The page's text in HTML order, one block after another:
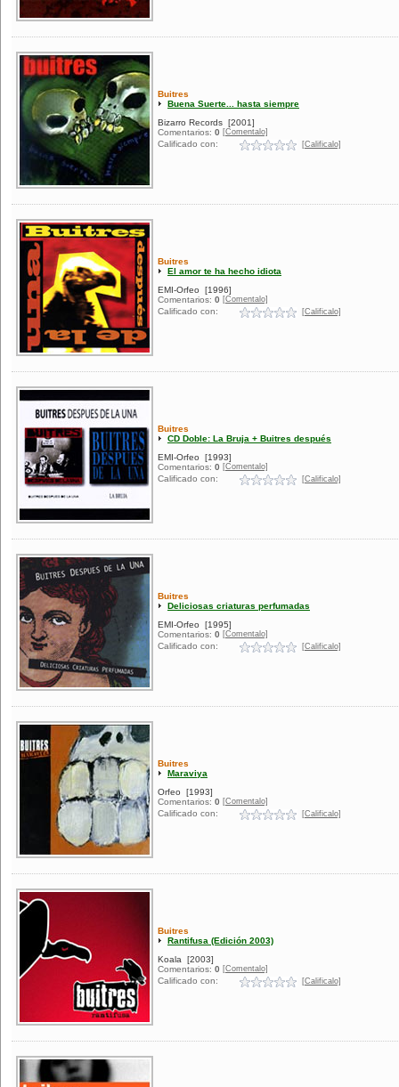
Buitres
Buena Suerte... hasta siempre
Bizarro Records [2001]
Comentarios: 0 [Comentalo]
Calificado con: [Calificalo]
Buitres
El amor te ha hecho idiota
EMI-Orfeo
[1996]
Comentarios: 0 [Comentalo]
Calificado con: [Calificalo]
Buitres
CD Doble: La Bruja + Buitres después
EMI-Orfeo
[1993]
Comentarios: 0 [Comentalo]
Calificado con: [Calificalo]
Buitres
Deliciosas criaturas perfumadas
EMI-Orfeo
[1995]
Comentarios: 0 [Comentalo]
Calificado con: [Calificalo]
Buitres
Maraviya
Orfeo
[1993]
Comentarios: 0 [Comentalo]
Calificado con: [Calificalo]
Buitres
Rantifusa (Edición 2003)
Koala
[2003]
Comentarios: 0 [Comentalo]
Calificado con: [Calificalo]